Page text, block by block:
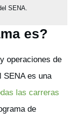
SENA.
es?
operaciones de
SENA es una
las carreras
de